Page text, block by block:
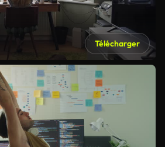
Télécharger